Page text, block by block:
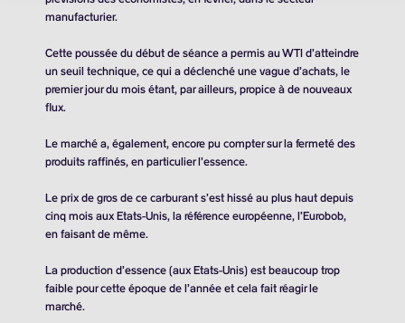
manufacturier.
Cette poussée du début de séance a permis au WTI d’atteindre
un seuil technique, ce qui a déclenché une vague d’achats, le
premier jour du mois étant, par ailleurs, propice à de nouveaux
flux.
Le marché a, également, encore pu compter sur la fermeté des
produits raffinés, en particulier l’essence.
Le prix de gros de ce carburant s’est hissé au plus haut depuis
cinq mois aux Etats-Unis, la référence européenne, l’Eurobob,
en faisant de même.
La production d’essence (aux Etats-Unis) est beaucoup trop
faible pour cette époque de l’année et cela fait réagir le
marché.